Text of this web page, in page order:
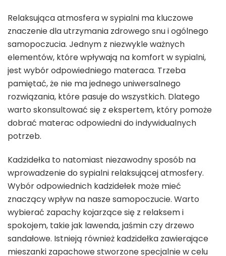
Relaksująca atmosfera w sypialni ma kluczowe
znaczenie dla utrzymania zdrowego snu i ogólnego
samopoczucia. Jednym z niezwykle ważnych
elementów, które wpływają na komfort w sypialni,
jest wybór odpowiedniego materaca. Trzeba
pamiętać, że nie ma jednego uniwersalnego
rozwiązania, które pasuje do wszystkich. Dlatego
warto skonsultować się z ekspertem, który pomoże
dobrać materac odpowiedni do indywidualnych
potrzeb.
Kadzidełka to natomiast niezawodny sposób na
wprowadzenie do sypialni relaksującej atmosfery.
Wybór odpowiednich kadzidełek może mieć
znaczący wpływ na nasze samopoczucie. Warto
wybierać zapachy kojarzące się z relaksem i
spokojem, takie jak lawenda, jaśmin czy drzewo
sandałowe. Istnieją również kadzidełka zawierające
mieszanki zapachowe stworzone specjalnie w celu